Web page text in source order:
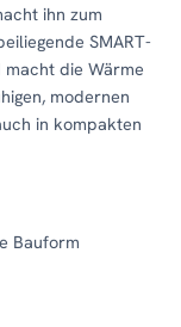
ihn zum
SMART-
die Wärme
modernen
in kompakten
Bauform